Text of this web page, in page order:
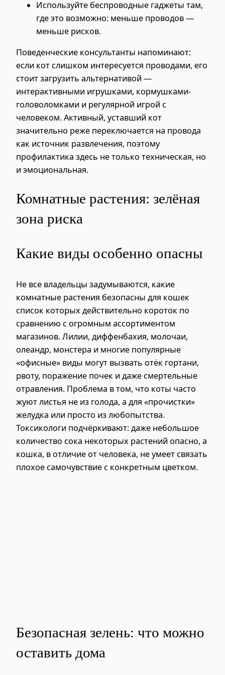
Используйте беспроводные гаджеты там,
где это возможно: меньше проводов —
меньше рисков.
Поведенческие консультанты напоминают:
если кот слишком интересуется проводами, его
стоит загрузить альтернативой —
интерактивными игрушками, кормушками-
головоломками и регулярной игрой с
человеком. Активный, уставший кот
значительно реже переключается на провода
как источник развлечения, поэтому
профилактика здесь не только техническая, но
и эмоциональная.
Комнатные растения: зелёная
зона риска
Какие виды особенно опасны
Не все владельцы задумываются, какие
комнатные растения безопасны для кошек
список которых действительно короток по
сравнению с огромным ассортиментом
магазинов. Лилии, диффенбахия, молочаи,
олеандр, монстера и многие популярные
«офисные» виды могут вызвать отёк гортани,
рвоту, поражение почек и даже смертельные
отравления. Проблема в том, что коты часто
жуют листья не из голода, а для «прочистки»
желудка или просто из любопытства.
Токсикологи подчёркивают: даже небольшое
количество сока некоторых растений опасно, а
кошка, в отличие от человека, не умеет связать
плохое самочувствие с конкретным цветком.
Безопасная зелень: что можно
оставить дома